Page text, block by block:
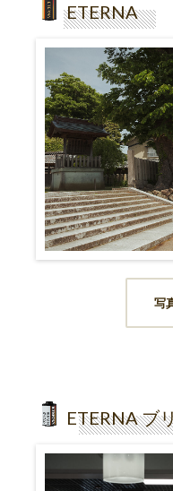
ETERNA
写
ETERNA ブ